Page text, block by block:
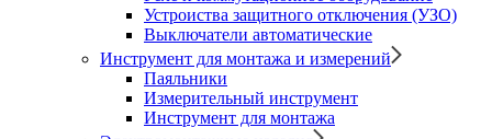
Устроиства защитного отключения (УЗО)
Выключатели автоматические
Инструмент для монтажа и измерений
Паяльники
Измерительный инструмент
Инструмент для монтажа